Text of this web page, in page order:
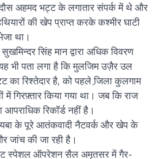
अहमद भट्ट के लगातार संपर्क में थे और
की खेप प्राप्त करके कश्मीर घाटी
था।
सिंह मान द्वारा अधिक विवरण
भी पता लगा है कि मुलजिम उज़ैर उल
का रिश्तेदार है, को पहले जि़ला कुलगाम
गिरफ़्तार किया गया था। जब कि राज
रिकॉर्ड नहीं है।
के पूरे आतंकवादी नैटवर्क और खेप के
जांच की जा रही है।
स्पेशल ऑपरेशन सैल अमृतसर में गैर-